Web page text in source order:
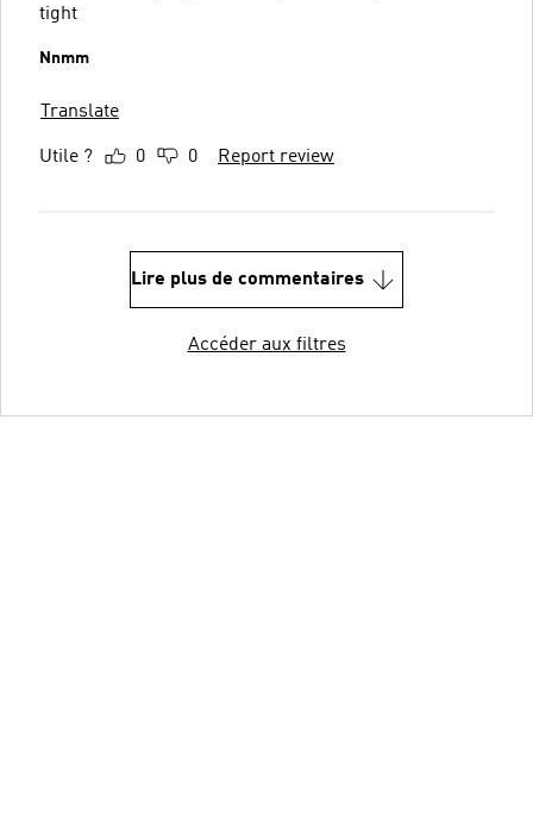
tight
Nnmm
Translate
Utile ? 0 0 Report review
Lire plus de commentaires
Accéder aux filtres